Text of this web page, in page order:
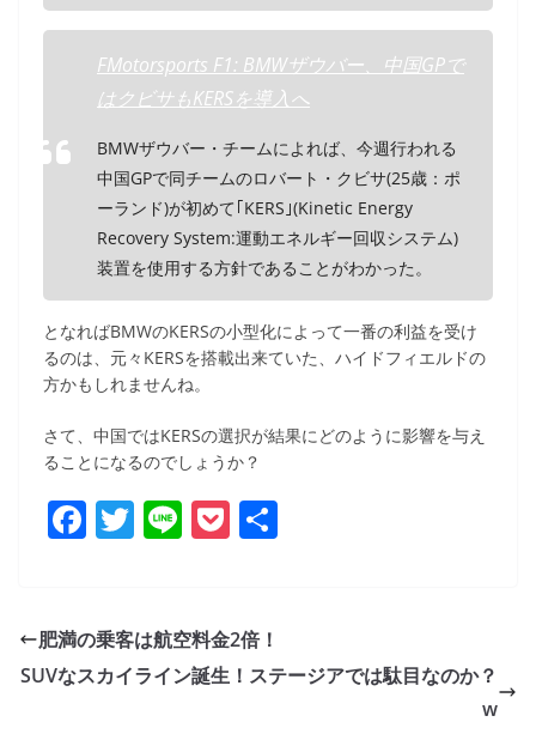
FMotorsports F1: BMWザウバー、中国GPで
はクビサもKERSを導入へ
BMWザウバー・チームによれば、今週行われる
中国GPで同チームのロバート・クビサ(25歳：ポ
ーランド)が初めて｢KERS｣(Kinetic Energy
Recovery System:運動エネルギー回収システム)
装置を使用する方針であることがわかった。
となればBMWのKERSの小型化によって一番の利益を受け
るのは、元々KERSを搭載出来ていた、ハイドフィエルドの
方かもしれませんね。
さて、中国ではKERSの選択が結果にどのように影響を与え
ることになるのでしょうか？
F
e
b
T
er
Li P
et
肥満の乗客は航空料金2倍！
SUVなスカイライン誕生！ステージアでは駄目なのか？
w